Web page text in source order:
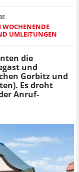
WOCHENENDE
UMLEITUNGEN
die
und
Gorbitz und
Es droht
Anruf-